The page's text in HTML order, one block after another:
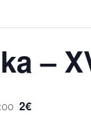
–
2€